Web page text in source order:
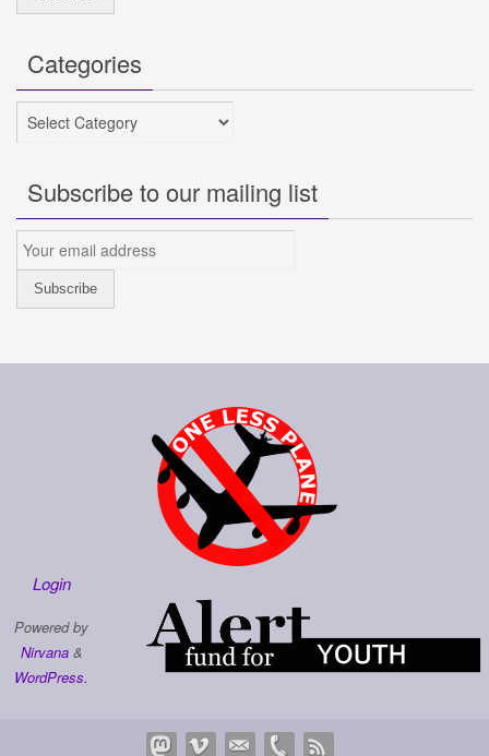
Categories
Categories
Subscribe to our mailing list
Login
Powered by
Nirvana&
WordPress.